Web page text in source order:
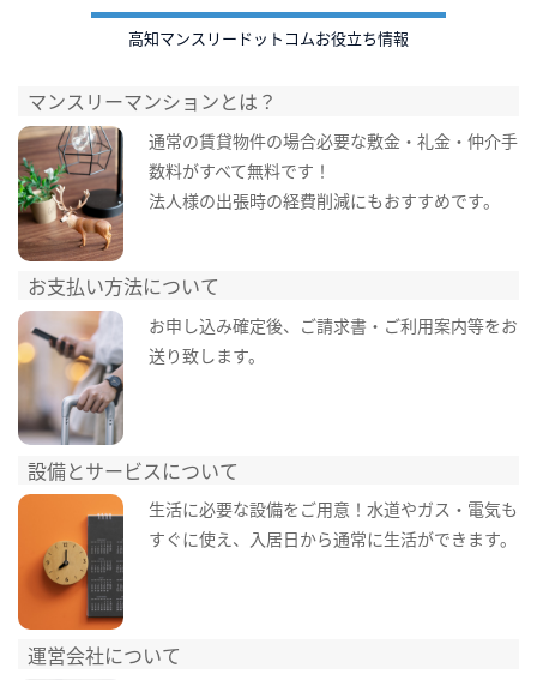
高知マンスリードットコムお役立ち情報
マンスリーマンションとは？
通常の賃貸物件の場合必要な敷金・礼金・仲介手
数料がすべて無料です！
法人様の出張時の経費削減にもおすすめです。
お支払い方法について
お申し込み確定後、ご請求書・ご利用案内等をお
送り致します。
設備とサービスについて
生活に必要な設備をご用意！水道やガス・電気も
すぐに使え、入居日から通常に生活ができます。
運営会社について